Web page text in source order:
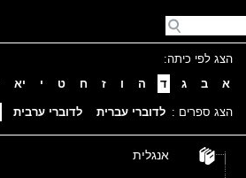
הצג לפי כיתה:
א
ב ג ד ה ו ז ח ט י יא
הצג ספרים : לדוברי עברית לדוברי ערבית
אנגלית